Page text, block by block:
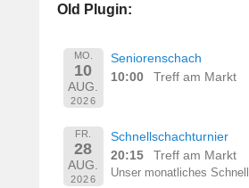
Old Plugin:
MO.
10
AUG.
2026
Seniorenschach
10:00
Treff am Markt
FR.
28
AUG.
2026
Schnellschachturnier
20:15
Treff am Markt
Unser monatliches